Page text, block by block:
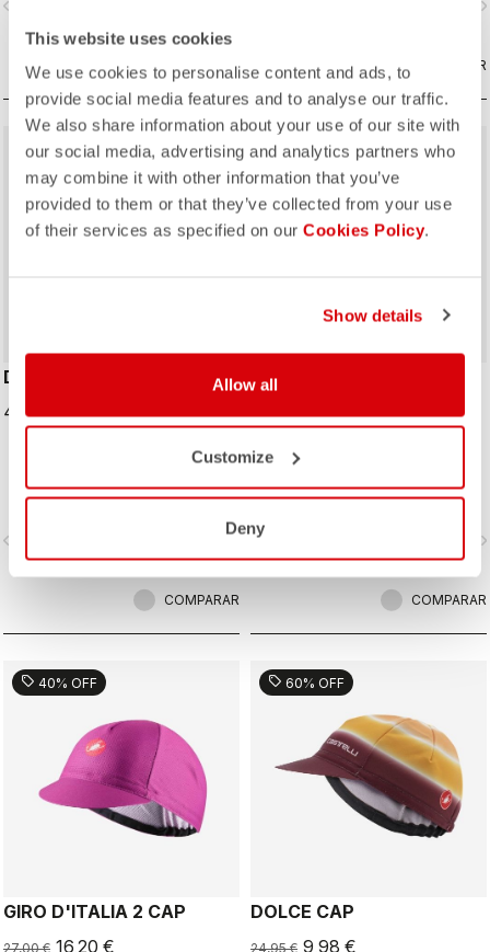
This website uses cookies
We use cookies to personalise content and ads, to
provide social media features and to analyse our traffic.
We also share information about your use of our site with
our social media, advertising and analytics partners who
may combine it with other information that you’ve
provided to them or that they’ve collected from your use
of their services as specified on our Cookies Policy.
Show details
Allow all
Customize
Deny
COMPARAR COMPARAR
DIFESA THERMAL CAP
49,95 €
navigate_next
COMPARAR
sell 40% OFF
#GIRO109 TAPPA CAP
27,00 € 16,20 €
Gorra de ciclismo tradicional en
emblemáticas del recorrido del Giro
de Italia
navigate_before
COMPARAR
sell 40% OFF
GIRO D'ITALIA 2 CAP
27,00 € 16,20 €
sell 60% OFF
DOLCE CAP
24,95 € 9,98 €